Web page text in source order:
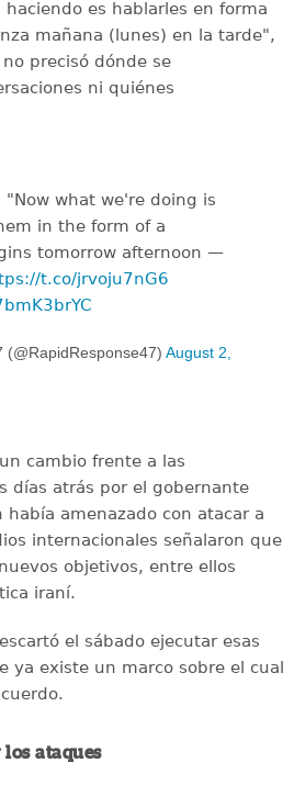
es hablarles en forma
mañana (lunes) en la tarde",
precisó dónde se
ni quiénes
"Now what we're doing is
in the form of a
tomorrow afternoon —
t.co/jrvoju7nG6
August 2,
cambio frente a las
días atrás por el gobernante
amenazado con atacar a
internacionales señalaron que
objetivos, entre ellos
iraní.
el sábado ejecutar esas
ya existe un marco sobre el cual
ataques